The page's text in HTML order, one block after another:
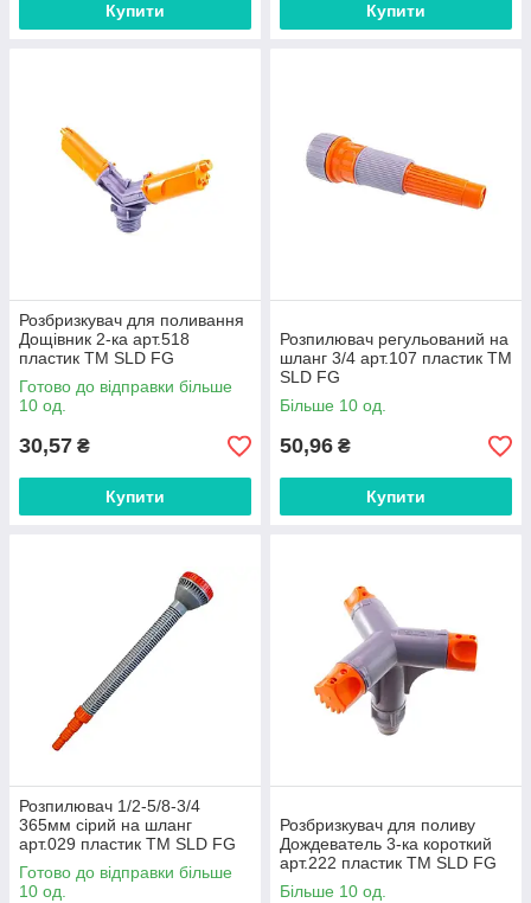
Купити Купити
Розбризкувач для поливання
Дощівник 2-ка арт.518
пластик ТМ SLD FG
Готово до відправки більше
10 од.
30,57 ₴
Купити
Розпилювач регульований на
шланг 3/4 арт.107 пластик ТМ
SLD FG
Більше 10 од.
50,96 ₴
Купити
Розпилювач 1/2-5/8-3/4
365мм сірий на шланг
арт.029 пластик ТМ SLD FG
Готово до відправки більше
10 од.
Розбризкувач для поливу
Дождеватель 3-ка короткий
арт.222 пластик ТМ SLD FG
Більше 10 од.